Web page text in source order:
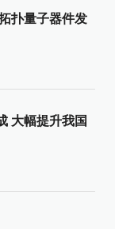
扑量子器件发
大幅提升我国